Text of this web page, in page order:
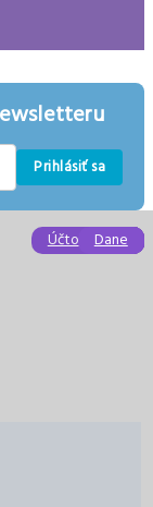
Prihlásiť sa
Dane
Dane
Dane
Dane
Účtovníctvo
Dane